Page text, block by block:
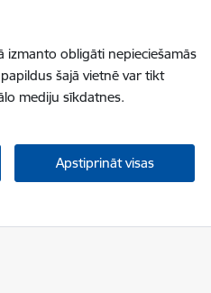
izmanto obligāti nepieciešamās
šajā vietnē var tikt
mediju sīkdatnes.
Apstiprināt visas